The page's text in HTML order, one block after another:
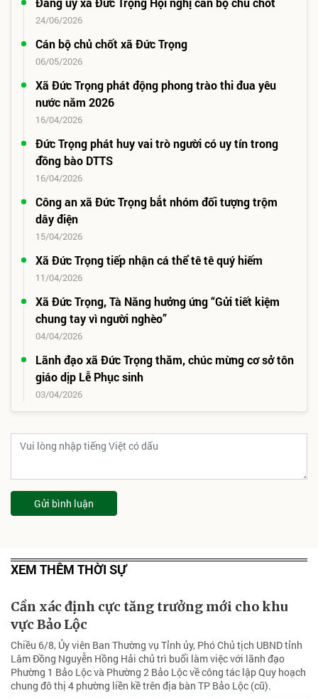
24/06/2026
Cán bộ chủ chốt xã Đức Trọng
06/05/2026
Xã Đức Trọng phát động phong trào thi đua yêu
nước năm 2026
16/04/2026
Ðức Trọng phát huy vai trò người có uy tín trong
đồng bào DTTS
16/04/2026
Công an xã Đức Trọng bắt nhóm đối tượng trộm
dây điện
15/04/2026
Xã Đức Trọng tiếp nhận cá thể tê tê quý hiếm
11/04/2026
Xã Đức Trọng, Tà Năng hưởng ứng “Gửi tiết kiệm
chung tay vì người nghèo”
04/04/2026
Lãnh đạo xã Đức Trọng thăm, chúc mừng cơ sở tôn
giáo dịp Lễ Phục sinh
03/04/2026
Gửi bình luận
XEM THÊM THỜI SỰ
Cần xác định cực tăng trưởng mới cho khu
vực Bảo Lộc
Chiều 6/8, Ủy viên Ban Thường vụ Tỉnh ủy, Phó Chủ tịch UBND tỉnh
Lâm Đồng Nguyễn Hồng Hải chủ trì buổi làm việc với lãnh đạo
Phường 1 Bảo Lộc và Phường 2 Bảo Lộc về công tác lập Quy hoạch
chung đô thị 4 phường liền kề trên địa bàn TP Bảo Lộc (cũ).